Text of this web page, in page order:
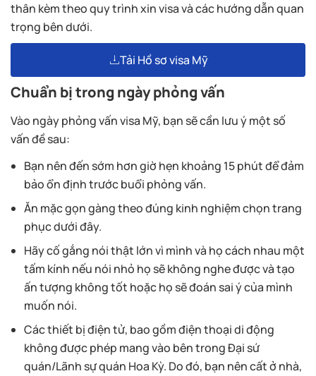
thân kèm theo quy trình xin visa và các hướng dẫn quan
trọng bên dưới.
Tải Hồ sơ visa Mỹ
Chuẩn bị trong ngày phỏng vấn
Vào ngày phỏng vấn visa Mỹ, bạn sẽ cần lưu ý một số
vấn đề sau:
Bạn nên đến sớm hơn giờ hẹn khoảng 15 phút để đảm
bảo ổn định trước buổi phỏng vấn.
Ăn mặc gọn gàng theo đúng kinh nghiệm chọn trang
phục dưới đây.
Hãy cố gắng nói thật lớn vì mình và họ cách nhau một
tấm kính nếu nói nhỏ họ sẽ không nghe được và tạo
ấn tượng không tốt hoặc họ sẽ đoán sai ý của mình
muốn nói.
Các thiết bị điện tử, bao gồm điện thoại di động
không được phép mang vào bên trong Đại sứ
quán/Lãnh sự quán Hoa Kỳ. Do đó, bạn nên cất ở nhà,